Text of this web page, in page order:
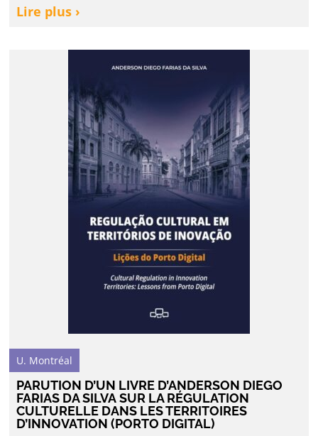
Lire plus ›
U. Montréal
PARUTION D’UN LIVRE D’ANDERSON DIEGO
FARIAS DA SILVA SUR LA RÉGULATION
CULTURELLE DANS LES TERRITOIRES
D’INNOVATION (PORTO DIGITAL)